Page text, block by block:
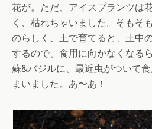
花が。ただ、アイスプランツは
く、枯れちゃいました。そもそ
のらしく、土で育てると、土中
するので、食用に向かなくなる
蘇&バジルに、最近虫がついて
まいました。あ〜あ！